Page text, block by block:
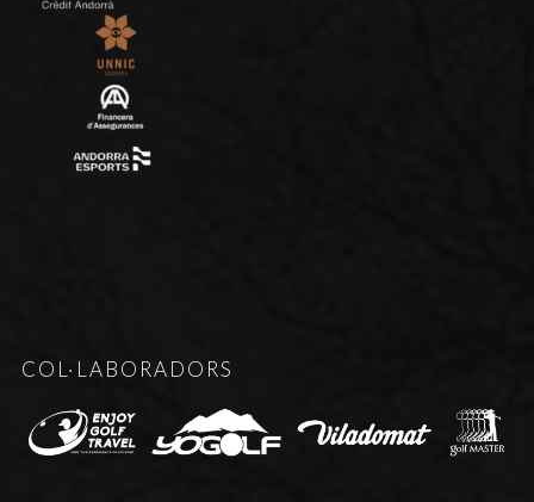
COL·LABORADORS